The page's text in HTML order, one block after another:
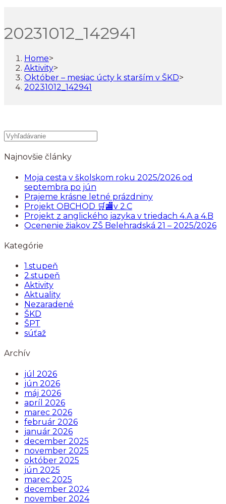
20231012_142941
Home>
Aktivity>
Október – mesiac úcty k starším v ŠKD>
20231012_142941
Najnovšie články
Moja cesta v školskom roku 2025/2026 od
septembra po jún
Prajeme krásne letné prázdniny
Projekt OBCHOD 🛒🏬v 2.C
Projekt z anglického jazyka v triedach 4.A a 4.B
Ocenenie žiakov ZŠ Belehradská 21 – 2025/2026
Kategórie
1.stupeň
2.stupeň
Aktivity
Aktuality
Nezaradené
ŠKD
ŠPT
súťaž
Archív
júl 2026
jún 2026
máj 2026
apríl 2026
marec 2026
február 2026
január 2026
december 2025
november 2025
október 2025
jún 2025
marec 2025
december 2024
november 2024